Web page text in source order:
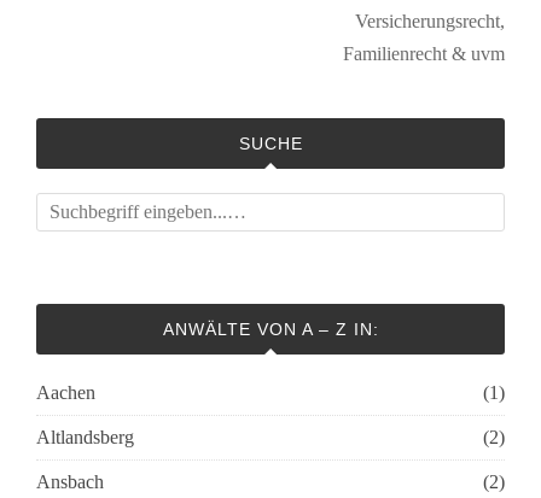
Versicherungsrecht,
Familienrecht & uvm
SUCHE
ANWÄLTE VON A – Z IN:
Aachen (1)
Altlandsberg (2)
Ansbach (2)